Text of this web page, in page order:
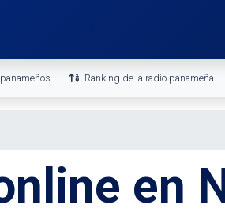
Ranking de la radio panameña
en